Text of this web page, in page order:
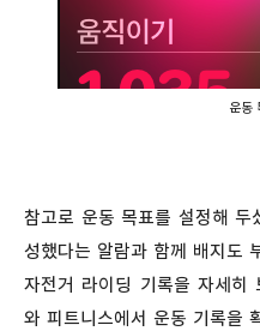
운동
참고로 운동 목표를 설정해 두
성했다는 알람과 함께 배지도
자전거 라이딩 기록을 자세히
와 피트니스에서 운동 기록을